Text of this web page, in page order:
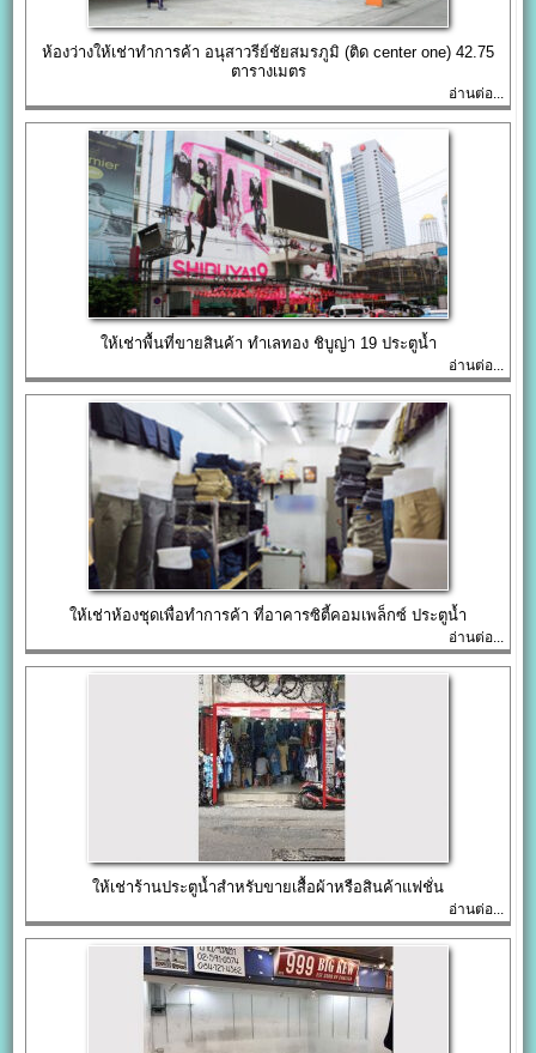
ห้องว่างให้เช่าทำการค้า อนุสาวรีย์ชัยสมรภูมิ (ติด center one) 42.75
ตารางเมตร
อ่านต่อ...
ให้เช่าพื้นที่ขายสินค้า ทำเลทอง ชิบูญ่า 19 ประตูน้ำ
อ่านต่อ...
ให้เช่าห้องชุดเพื่อทำการค้า ที่อาคารซิตี้คอมเพล็กซ์ ประตูน้ำ
อ่านต่อ...
ให้เช่าร้านประตูน้ำสำหรับขายเสื้อผ้าหรือสินค้าแฟชั่น
อ่านต่อ...